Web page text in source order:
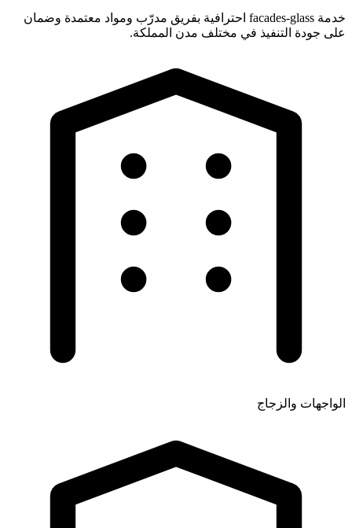
خدمة facades-glass احترافية بفريق مدرّب ومواد معتمدة وضمان
على جودة التنفيذ في مختلف مدن المملكة.
الواجهات والزجاج